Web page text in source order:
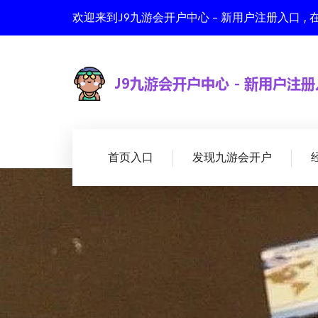
欢迎来到J9九游会开户中心 - 新用户注册入口 ,
首页入口 发现九游会开户